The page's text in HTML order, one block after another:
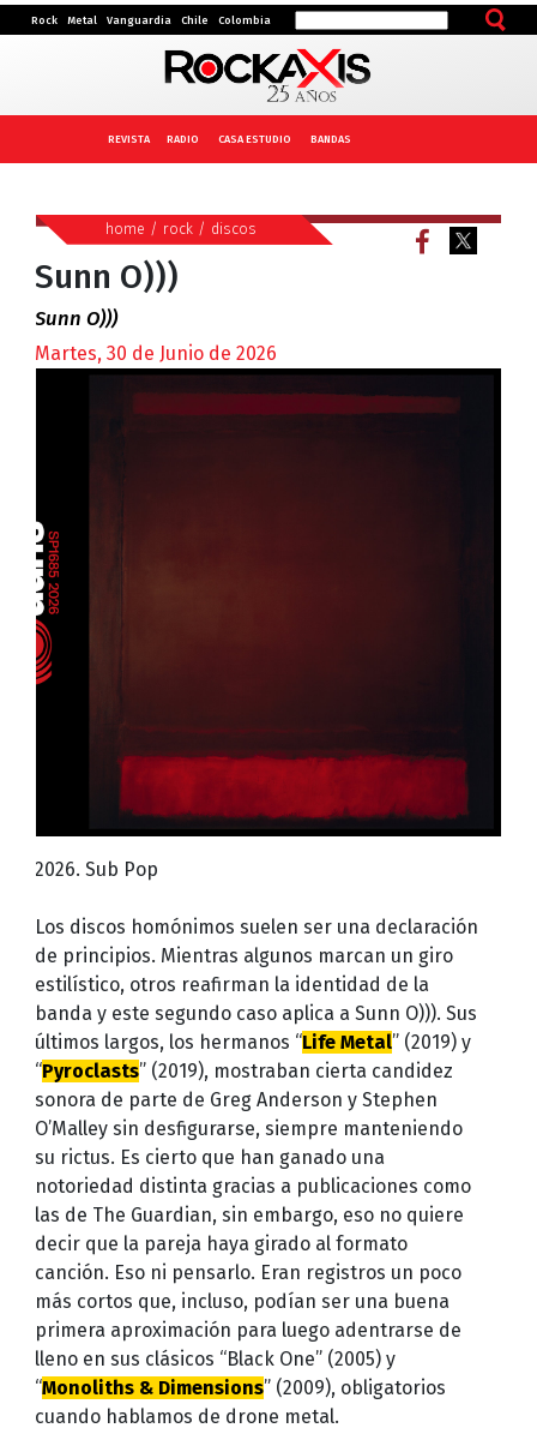
Rock Metal Vanguardia Chile Colombia
REVISTA RADIO CASA ESTUDIO BANDAS
home / rock/ discos
Sunn O)))
Sunn O)))
Martes, 30 de Junio de 2026
2026. Sub Pop
Los discos homónimos suelen ser una declaración
de principios. Mientras algunos marcan un giro
estilístico, otros reafirman la identidad de la
banda y este segundo caso aplica a Sunn O))). Sus
últimos largos, los hermanos “Life Metal” (2019) y
“Pyroclasts” (2019), mostraban cierta candidez
sonora de parte de Greg Anderson y Stephen
O’Malley sin desfigurarse, siempre manteniendo
su rictus. Es cierto que han ganado una
notoriedad distinta gracias a publicaciones como
las de The Guardian, sin embargo, eso no quiere
decir que la pareja haya girado al formato
canción. Eso ni pensarlo. Eran registros un poco
más cortos que, incluso, podían ser una buena
primera aproximación para luego adentrarse de
lleno en sus clásicos “Black One” (2005) y
“Monoliths & Dimensions” (2009), obligatorios
cuando hablamos de drone metal.